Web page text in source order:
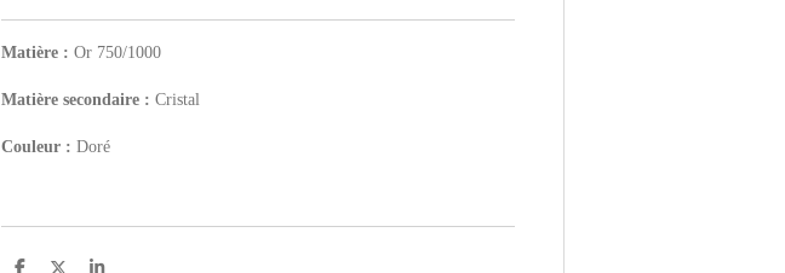
Matière : Or 750/1000
Matière secondaire : Cristal
Couleur : Doré